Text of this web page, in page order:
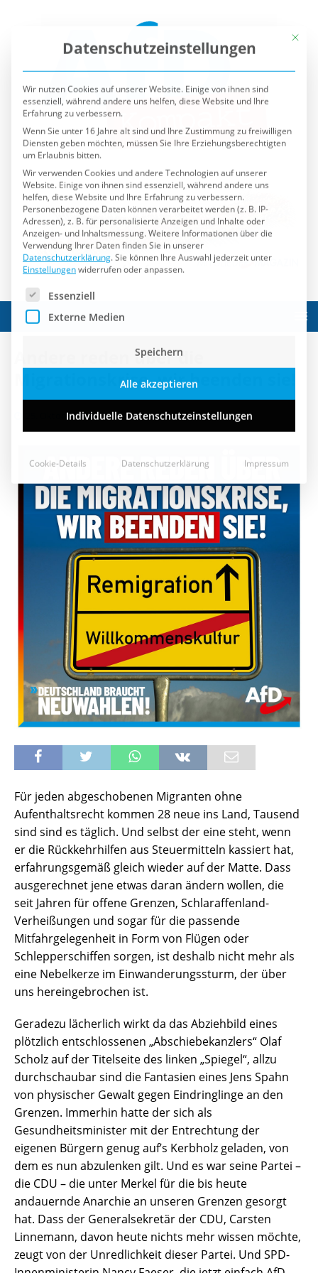
Andere reden über die
Migrationskrise, wir beenden sie!
25. Oktober 2023
Für jeden abgeschobenen Migranten ohne
Aufenthaltsrecht kommen 28 neue ins Land, Tausend
sind sind es täglich. Und selbst der eine steht, wenn
er die Rückkehrhilfen aus Steuermitteln kassiert hat,
erfahrungsgemäß gleich wieder auf der Matte. Dass
ausgerechnet jene etwas daran ändern wollen, die
seit Jahren für offene Grenzen, Schlaraffenland-
Verheißungen und sogar für die passende
Mitfahrgelegenheit in Form von Flügen oder
Schlepperschiffen sorgen, ist deshalb nicht mehr als
eine Nebelkerze im Einwanderungssturm, der über
uns hereingebrochen ist.
Geradezu lächerlich wirkt da das Abziehbild eines
plötzlich entschlossenen „Abschiebekanzlers“ Olaf
Scholz auf der Titelseite des linken „Spiegel“, allzu
durchschaubar sind die Fantasien eines Jens Spahn
von physischer Gewalt gegen Eindringlinge an den
Grenzen. Immerhin hatte der sich als
Gesundheitsminister mit der Entrechtung der
eigenen Bürgern genug auf’s Kerbholz geladen, von
dem es nun abzulenken gilt. Und es war seine Partei –
die CDU – die unter Merkel für die bis heute
andauernde Anarchie an unseren Grenzen gesorgt
hat. Dass der Generalsekretär der CDU, Carsten
Linnemann, davon heute nichts mehr wissen möchte,
zeugt von der Unredlichkeit dieser Partei. Und SPD-
Wir nutzen Cookies auf unserer Website. Einige von ihnen sind
essenziell, während andere uns helfen, diese Website und Ihre
Erfahrung zu verbessern.
Wenn Sie unter 16 Jahre alt sind und Ihre Zustimmung zu freiwilligen
Diensten geben möchten, müssen Sie Ihre Erziehungsberechtigten
um Erlaubnis bitten.
Wir verwenden Cookies und andere Technologien auf unserer
Website. Einige von ihnen sind essenziell, während andere uns
helfen, diese Website und Ihre Erfahrung zu verbessern.
Personenbezogene Daten können verarbeitet werden (z. B. IP-
Adressen), z. B. für personalisierte Anzeigen und Inhalte oder
Anzeigen- und Inhaltsmessung.Weitere Informationen über die
Verwendung Ihrer Daten finden Sie in unserer
Datenschutzerklärung. Sie können Ihre Auswahl jederzeit unter
Einstellungenwiderrufen oder anpassen.
Es folgt eine Liste der Service-Gruppen, für die eine
Externe Medien
Alle akzeptieren
Individuelle Datenschutzeinstellungen